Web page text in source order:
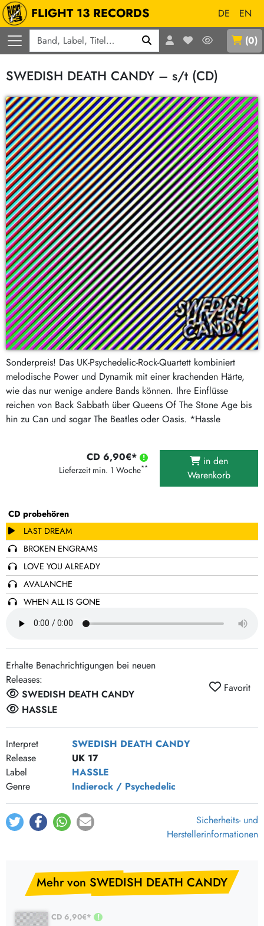
FLIGHT 13 RECORDS DE
EN
(0)
SWEDISH DEATH CANDY – s/t (CD)
Sonderpreis! Das UK-Psychedelic-Rock-Quartett kombiniert
melodische Power und Dynamik mit einer krachenden Härte,
wie das nur wenige andere Bands können. Ihre Einflüsse
reichen von Back Sabbath über Queens Of The Stone Age bis
hin zu Can und sogar The Beatles oder Oasis. *Hassle
CD probehören
LAST DREAM
BROKEN ENGRAMS
LOVE YOU ALREADY
AVALANCHE
WHEN ALL IS GONE
LIVING YOUR LIFE ANYWAY
CD 6,90€*
Lieferzeit min. 1 Woche**
in den
Warenkorb
Erhalte Benachrichtigungen bei neuen
Releases:
SWEDISH DEATH CANDY
HASSLE
Favorit
Interpret
SWEDISH DEATH CANDY
Release
UK 17
Label
HASSLE
Genre
Indierock / Psychedelic
Sicherheits- und
Herstellerinformationen
Mehr von SWEDISH DEATH CANDY
CD 6,90€*